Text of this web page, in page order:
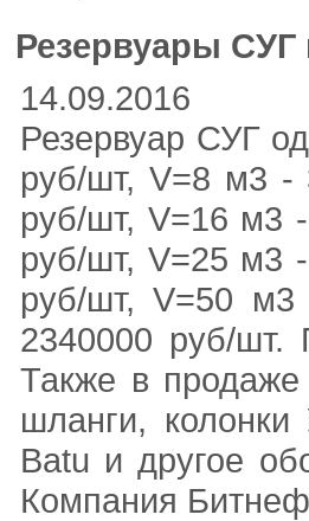
Резервуары
14.09.2016
Резервуар СУГ
руб/шт, V=8 м3 -
руб/шт, V=16 м3
руб/шт, V=25 м3
руб/шт, V=50
2340000 руб/шт.
Также в
шланги,
Batu и другое
Компания